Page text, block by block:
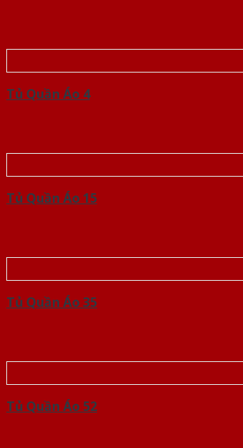
Tủ Quần Áo 4
Tủ Quần Áo 15
Tủ Quần Áo 35
Tủ Quần Áo 52